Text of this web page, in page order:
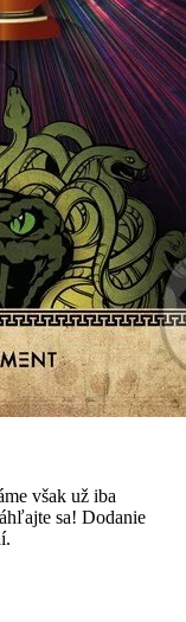
však už iba
sa! Dodanie